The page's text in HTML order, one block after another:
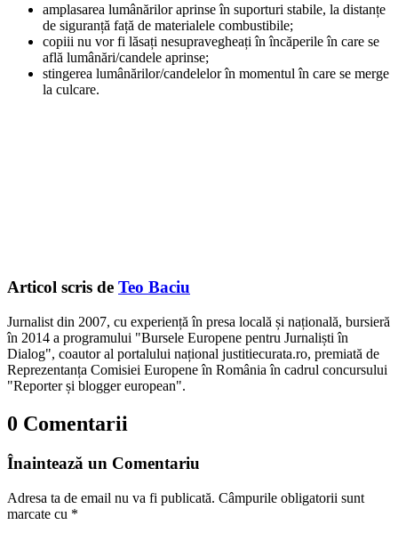
amplasarea lumânărilor aprinse în suporturi stabile, la distanțe
de siguranță față de materialele combustibile;
copiii nu vor fi lăsați nesupravegheați în încăperile în care se
află lumânări/candele aprinse;
stingerea lumânărilor/candelelor în momentul în care se merge
la culcare.
Articol scris de Teo Baciu
Jurnalist din 2007, cu experiență în presa locală și națională, bursieră
în 2014 a programului "Bursele Europene pentru Jurnaliști în
Dialog", coautor al portalului național justitiecurata.ro, premiată de
Reprezentanța Comisiei Europene în România în cadrul concursului
"Reporter și blogger european".
0 Comentarii
Înaintează un Comentariu
Adresa ta de email nu va fi publicată. Câmpurile obligatorii sunt
marcate cu *